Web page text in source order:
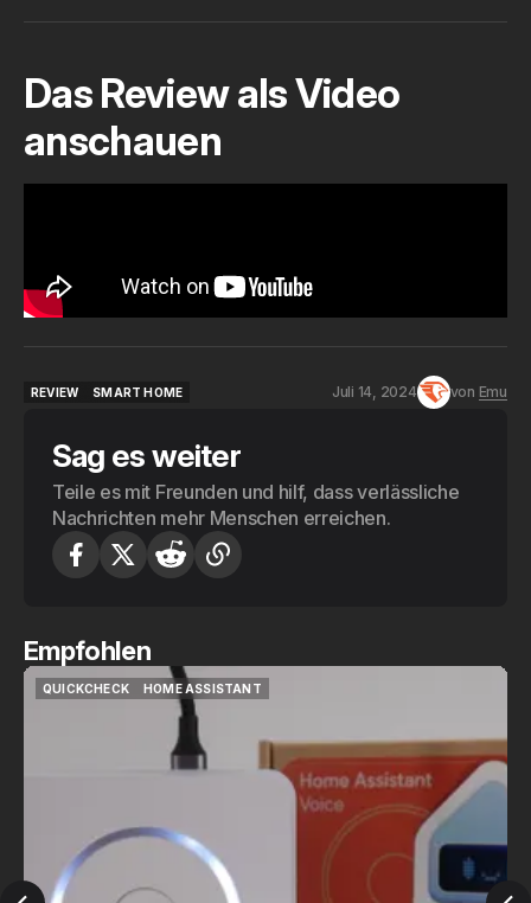
Das Review als Video
anschauen
REVIEW
SMART HOME
Juli 14, 2024 von Emu
Sag es weiter
Teile es mit Freunden und hilf, dass verlässliche
Nachrichten mehr Menschen erreichen.
Empfohlen
QUICKCHECK
HOME ASSISTANT
HOME ASSISTANT